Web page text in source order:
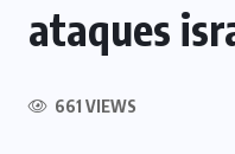
ataques
661 VIEWS